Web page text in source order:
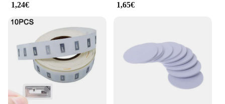
1,24€ 1,65€